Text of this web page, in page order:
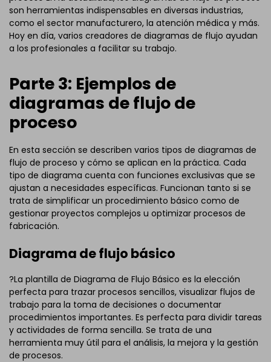
son herramientas indispensables en diversas industrias,
como el sector manufacturero, la atención médica y más.
Hoy en día, varios creadores de diagramas de flujo ayudan
a los profesionales a facilitar su trabajo.
Parte 3: Ejemplos de
diagramas de flujo de
proceso
En esta sección se describen varios tipos de diagramas de
flujo de proceso y cómo se aplican en la práctica. Cada
tipo de diagrama cuenta con funciones exclusivas que se
ajustan a necesidades específicas. Funcionan tanto si se
trata de simplificar un procedimiento básico como de
gestionar proyectos complejos u optimizar procesos de
fabricación.
Diagrama de flujo básico
?La plantilla de Diagrama de Flujo Básico es la elección
perfecta para trazar procesos sencillos, visualizar flujos de
trabajo para la toma de decisiones o documentar
procedimientos importantes. Es perfecta para dividir tareas
y actividades de forma sencilla. Se trata de una
herramienta muy útil para el análisis, la mejora y la gestión
de procesos.